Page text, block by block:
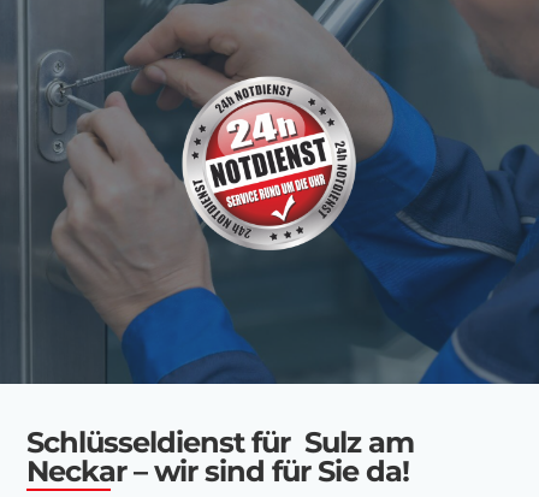
Schlüsseldienst für Sulz am
Neckar – wir sind für Sie da!